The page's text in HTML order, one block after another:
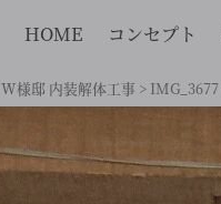
HOME コンセプト
W様邸 内装解体工事 >